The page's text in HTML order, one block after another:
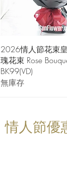
快速瀏
2026情人節花束
瑰花束 Rose
BK99(VD)
無庫存
情人節優